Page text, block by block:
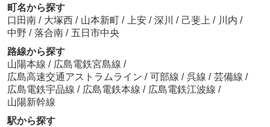
町名から探す
口田南 / 大塚西 / 山本新町 / 上安 / 深川 / 己斐上 / 川内 /
中野 / 落合南 / 五日市中央
路線から探す
山陽本線 / 広島電鉄宮島線 /
広島高速交通アストラムライン / 可部線 / 呉線 / 芸備線 /
広島電鉄宇品線 / 広島電鉄本線 / 広島電鉄江波線 /
山陽新幹線
駅から探す